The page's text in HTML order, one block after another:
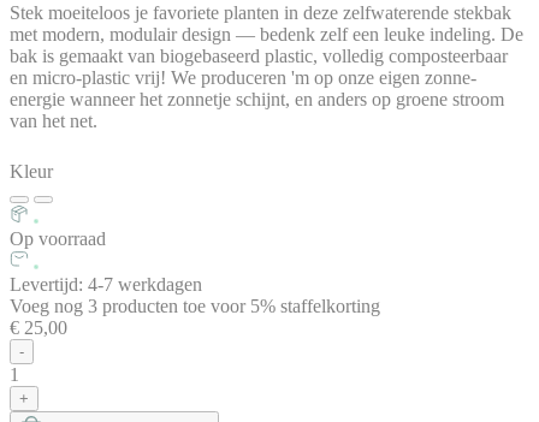
Stek moeiteloos je favoriete planten in deze zelfwaterende stekbak
met modern, modulair design — bedenk zelf een leuke indeling. De
bak is gemaakt van biogebaseerd plastic, volledig composteerbaar
en micro-plastic vrij! We produceren 'm op onze eigen zonne-
energie wanneer het zonnetje schijnt, en anders op groene stroom
van het net.
Kleur
Op voorraad
Levertijd: 4-7 werkdagen
Voeg nog 3 producten toe voor 5% staffelkorting
€ 25,00
-
1
+